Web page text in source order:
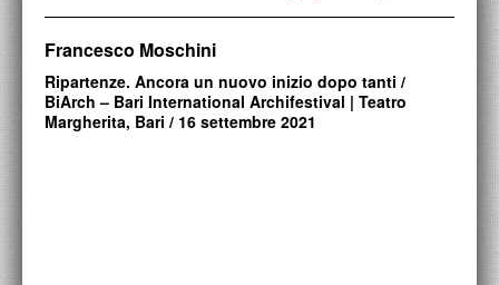
PUBBLICAZIONI
CONFERENZE
Francesco Moschini
Ripartenze. Ancora un nuovo inizio dopo tanti /
BiArch – Bari International Archifestival | Teatro
Margherita, Bari / 16 settembre 2021